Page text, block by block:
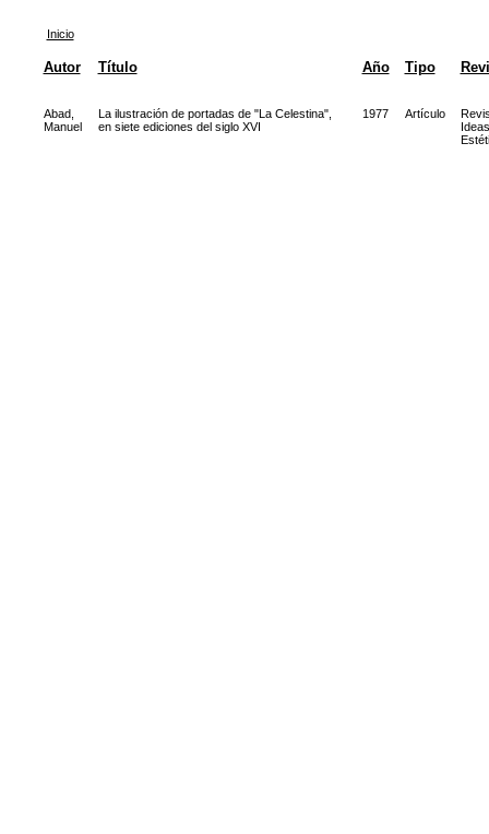
Inicio
Autor Título Año Tipo
Abad,
Manuel
La ilustración de portadas de "La Celestina",
en siete ediciones del siglo XVI
1977 Artículo
Ideas